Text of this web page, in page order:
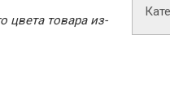
цвета товара из-